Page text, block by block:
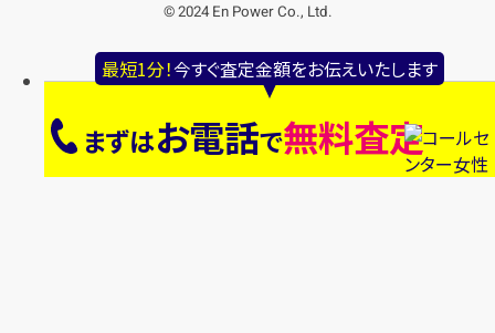
最短1分！今すぐ査定金額をお伝えいたします
まずはお電話で無料査定
© 2024 En Power Co., Ltd.